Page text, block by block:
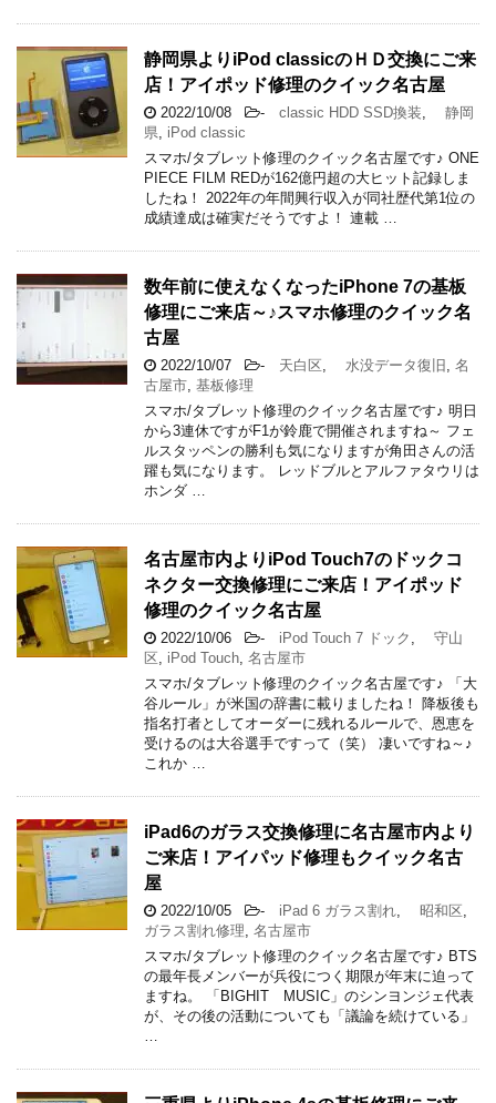
静岡県よりiPod classicのＨＤ交換にご来
店！アイポッド修理のクイック名古屋
2022/10/08 - classic HDD SSD換装
静岡
県
iPod classic
スマホ/タブレット修理のクイック名古屋です♪ ONE
PIECE FILM REDが162億円超の大ヒット記録しま
したね！ 2022年の年間興行収入が同社歴代第1位の
成績達成は確実だそうですよ！ 連載 …
数年前に使えなくなったiPhone 7の基板
修理にご来店～♪スマホ修理のクイック名
古屋
2022/10/07 - 天白区 水没データ復旧 名
古屋市 基板修理
スマホ/タブレット修理のクイック名古屋です♪ 明日
から3連休ですがF1が鈴鹿で開催されますね～ フェ
ルスタッペンの勝利も気になりますが角田さんの活
躍も気になります。 レッドブルとアルファタウリは
ホンダ …
名古屋市内よりiPod Touch7のドックコ
ネクター交換修理にご来店！アイポッド
修理のクイック名古屋
2022/10/06 - iPod Touch 7 ドック
守山
区
iPod Touch 名古屋市
スマホ/タブレット修理のクイック名古屋です♪ 「大
谷ルール」が米国の辞書に載りましたね！ 降板後も
指名打者としてオーダーに残れるルールで、恩恵を
受けるのは大谷選手ですって（笑） 凄いですね～♪
これか …
iPad6のガラス交換修理に名古屋市内より
ご来店！アイパッド修理もクイック名古
屋
2022/10/05 - iPad 6 ガラス割れ 昭和区
ガラス割れ修理 名古屋市
スマホ/タブレット修理のクイック名古屋です♪ BTS
の最年長メンバーが兵役につく期限が年末に迫って
ますね。 「BIGHIT MUSIC」のシンヨンジェ代表
が、その後の活動についても「議論を続けている」